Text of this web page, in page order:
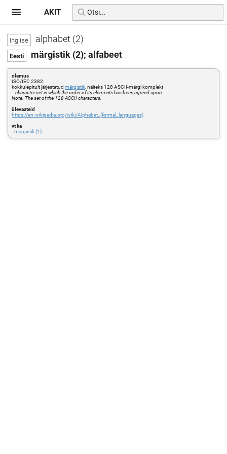
alphabet (2)
märgistik (2); alfabeet
olemus
ISO/IEC 2382:
kokkulepitult järjestatudmärgistik , näiteks 128 ASCII-märgi komplekt
=character set in which the order of its elements has been agreed upon
Note. The set of the 128 ASCII characters.
ülevaateid
https://en.wikipedia.org/wiki/Alphabet_(formal_languages)
vt ka
-märgistik (1)
AKIT